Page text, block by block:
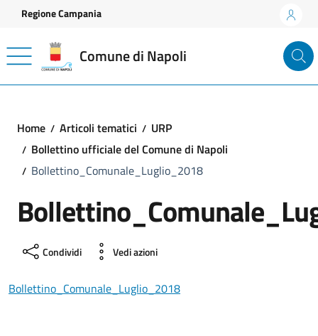
Vai ai contenuti
Vai al footer
Regione Campania
Comune di Napoli
Home Articoli tematici
URP
Bollettino ufficiale del Comune di Napoli
Bollettino_Comunale_Luglio_2018
Condividi Vedi azioni
Bollettino_Comunale_Luglio_2018